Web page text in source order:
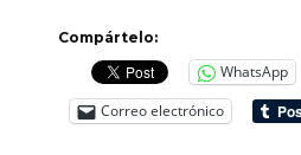
Compártelo:
WhatsApp
Correo electrónico